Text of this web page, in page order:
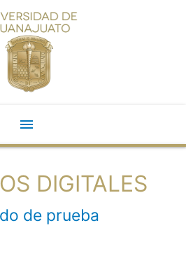
menu
DIGITALES
de prueba